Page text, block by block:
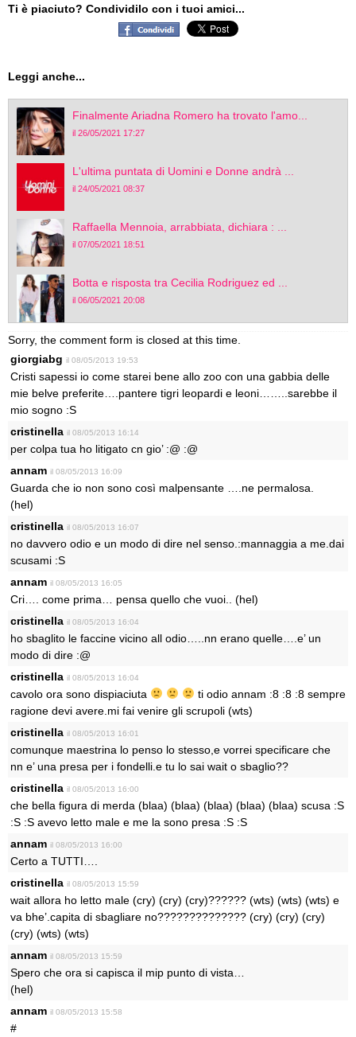
Ti è piaciuto? Condividilo con i tuoi amici...
Leggi anche...
Finalmente Ariadna Romero ha trovato l'amo...
il 26/05/2021 17:27
L'ultima puntata di Uomini e Donne andrà ...
il 24/05/2021 08:37
Raffaella Mennoia, arrabbiata, dichiara : ...
il 07/05/2021 18:51
Botta e risposta tra Cecilia Rodriguez ed ...
il 06/05/2021 20:08
Sorry, the comment form is closed at this time.
giorgiabg il 08/05/2013 19:53
Cristi sapessi io come starei bene allo zoo con una gabbia delle
mie belve preferite….pantere tigri leopardi e leoni……..sarebbe il
mio sogno :S
cristinella il 08/05/2013 16:14
per colpa tua ho litigato cn gio’ :@ :@
annam il 08/05/2013 16:09
Guarda che io non sono così malpensante ….ne permalosa.
(hel)
cristinella il 08/05/2013 16:07
no davvero odio e un modo di dire nel senso.:mannaggia a me.dai
scusami :S
annam il 08/05/2013 16:05
Cri…. come prima… pensa quello che vuoi.. (hel)
cristinella il 08/05/2013 16:04
ho sbaglito le faccine vicino all odio…..nn erano quelle….e’ un
modo di dire :@
cristinella il 08/05/2013 16:04
cavolo ora sono dispiaciuta
ti odio annam :8 :8 :8 sempre
ragione devi avere.mi fai venire gli scrupoli (wts)
cristinella il 08/05/2013 16:01
comunque maestrina lo penso lo stesso,e vorrei specificare che
nn e’ una presa per i fondelli.e tu lo sai wait o sbaglio??
cristinella il 08/05/2013 16:00
che bella figura di merda (blaa) (blaa) (blaa) (blaa) (blaa) scusa :S
:S :S avevo letto male e me la sono presa :S :S
annam il 08/05/2013 16:00
Certo a TUTTI….
cristinella il 08/05/2013 15:59
wait allora ho letto male (cry) (cry) (cry)?????? (wts) (wts) (wts) e
va bhe’.capita di sbagliare no?????????????? (cry) (cry) (cry)
(cry) (wts) (wts)
annam il 08/05/2013 15:59
Spero che ora si capisca il mip punto di vista…
(hel)
annam il 08/05/2013 15:58
#